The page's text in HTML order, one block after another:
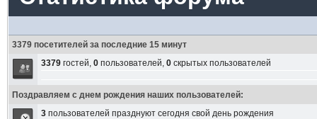
3379 посетителей за последние 15 минут
3379гостей, 0пользователей, 0скрытых пользователей
Поздравляем с днем рождения наших пользователей:
3пользователей празднуют сегодня свой день рождения